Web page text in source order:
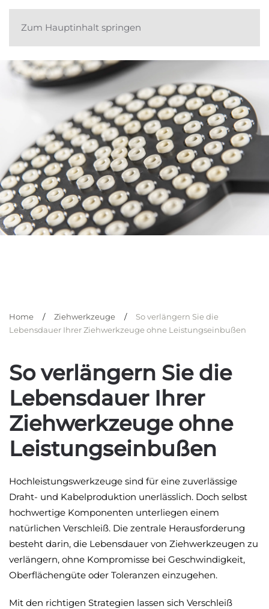
Zum Hauptinhalt springen
Home Ziehwerkzeuge
So verlängern Sie die
Lebensdauer Ihrer Ziehwerkzeuge ohne Leistungseinbußen
So verlängern Sie die
Lebensdauer Ihrer
Ziehwerkzeuge ohne
Leistungseinbußen
Hochleistungswerkzeuge sind für eine zuverlässige
Draht- und Kabelproduktion unerlässlich. Doch selbst
hochwertige Komponenten unterliegen einem
natürlichen Verschleiß. Die zentrale Herausforderung
besteht darin, die Lebensdauer von Ziehwerkzeugen zu
verlängern, ohne Kompromisse bei Geschwindigkeit,
Oberflächengüte oder Toleranzen einzugehen.
Mit den richtigen Strategien lassen sich Verschleiß